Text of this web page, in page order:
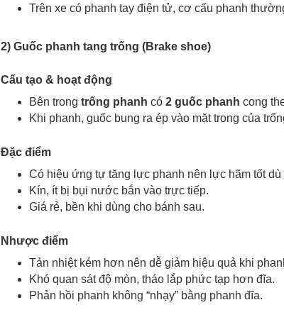
Trên xe có phanh tay điện tử, cơ cấu phanh
2) Guốc phanh tang trống (Brake shoe)
Cấu tạo & hoạt động
Bên trong trống phanh có 2 guốc phanh cong
Khi phanh, guốc bung ra ép vào mặt trong của
Đặc điểm
Có hiệu ứng tự tăng lực phanh nên lực hãm tốt
Kín, ít bị bụi nước bắn vào trực tiếp.
Giá rẻ, bền khi dùng cho bánh sau.
Nhược điểm
Tản nhiệt kém hơn nên dễ giảm hiệu quả khi
Khó quan sát độ mòn, tháo lắp phức tạp hơn đĩa.
Phản hồi phanh không “nhạy” bằng phanh đĩa.